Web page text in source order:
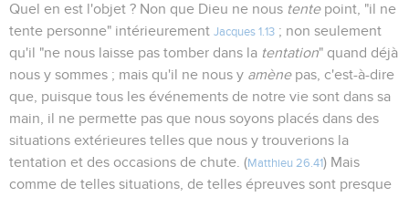
Quel en est l'objet ? Non que Dieu ne nous tentepoint, "il ne
tente personne" intérieurement Jacques 1.13 ; non seulement
qu'il "ne nous laisse pas tomber dans la tentation" quand déjà
nous y sommes ; mais qu'il ne nous y amènepas, c'est-à-dire
que, puisque tous les événements de notre vie sont dans sa
main, il ne permette pas que nous soyons placés dans des
situations extérieures telles que nous y trouverions la
tentation et des occasions de chute. (Matthieu 26.41) Mais
comme de telles situations, de telles épreuves sont presque